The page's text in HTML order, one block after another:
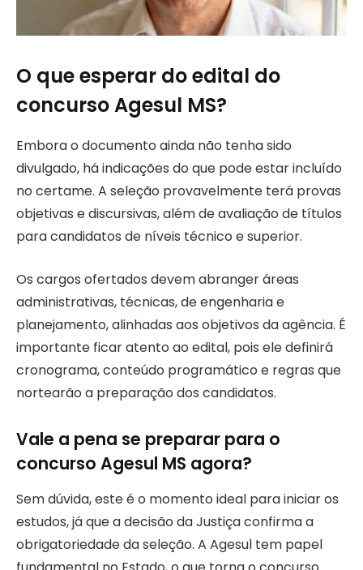
O que esperar do edital do
concurso Agesul MS?
Embora o documento ainda não tenha sido
divulgado, há indicações do que pode estar incluído
no certame. A seleção provavelmente terá provas
objetivas e discursivas, além de avaliação de títulos
para candidatos de níveis técnico e superior.
Os cargos ofertados devem abranger áreas
administrativas, técnicas, de engenharia e
planejamento, alinhadas aos objetivos da agência. É
importante ficar atento ao edital, pois ele definirá
cronograma, conteúdo programático e regras que
nortearão a preparação dos candidatos.
Vale a pena se preparar para o
concurso Agesul MS agora?
Sem dúvida, este é o momento ideal para iniciar os
estudos, já que a decisão da Justiça confirma a
obrigatoriedade da seleção. A Agesul tem papel